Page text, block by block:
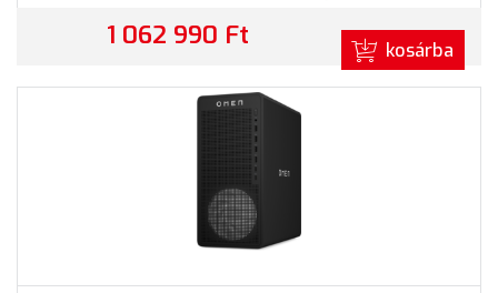
1 062 990 Ft kosárba